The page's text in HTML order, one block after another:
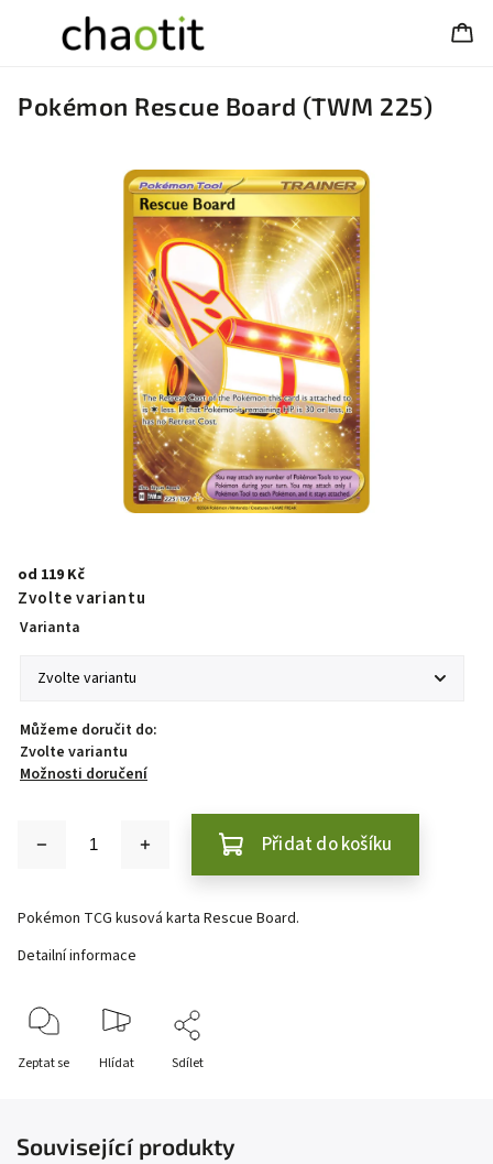
Pokémon Rescue Board (TWM 225)
od 119 Kč
Zvolte variantu
Varianta
Můžeme doručit do:
Zvolte variantu
Možnosti doručení
Přidat do košíku
Pokémon TCG kusová karta Rescue Board.
Detailní informace
Zeptat se Hlídat Sdílet
Související produkty